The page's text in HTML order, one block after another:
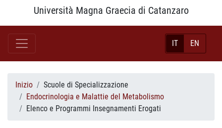
Università Magna Graecia di Catanzaro
IT EN
Inizio
Scuole di Specializzazione
Endocrinologia e Malattie del Metabolismo
Elenco e Programmi Insegnamenti Erogati